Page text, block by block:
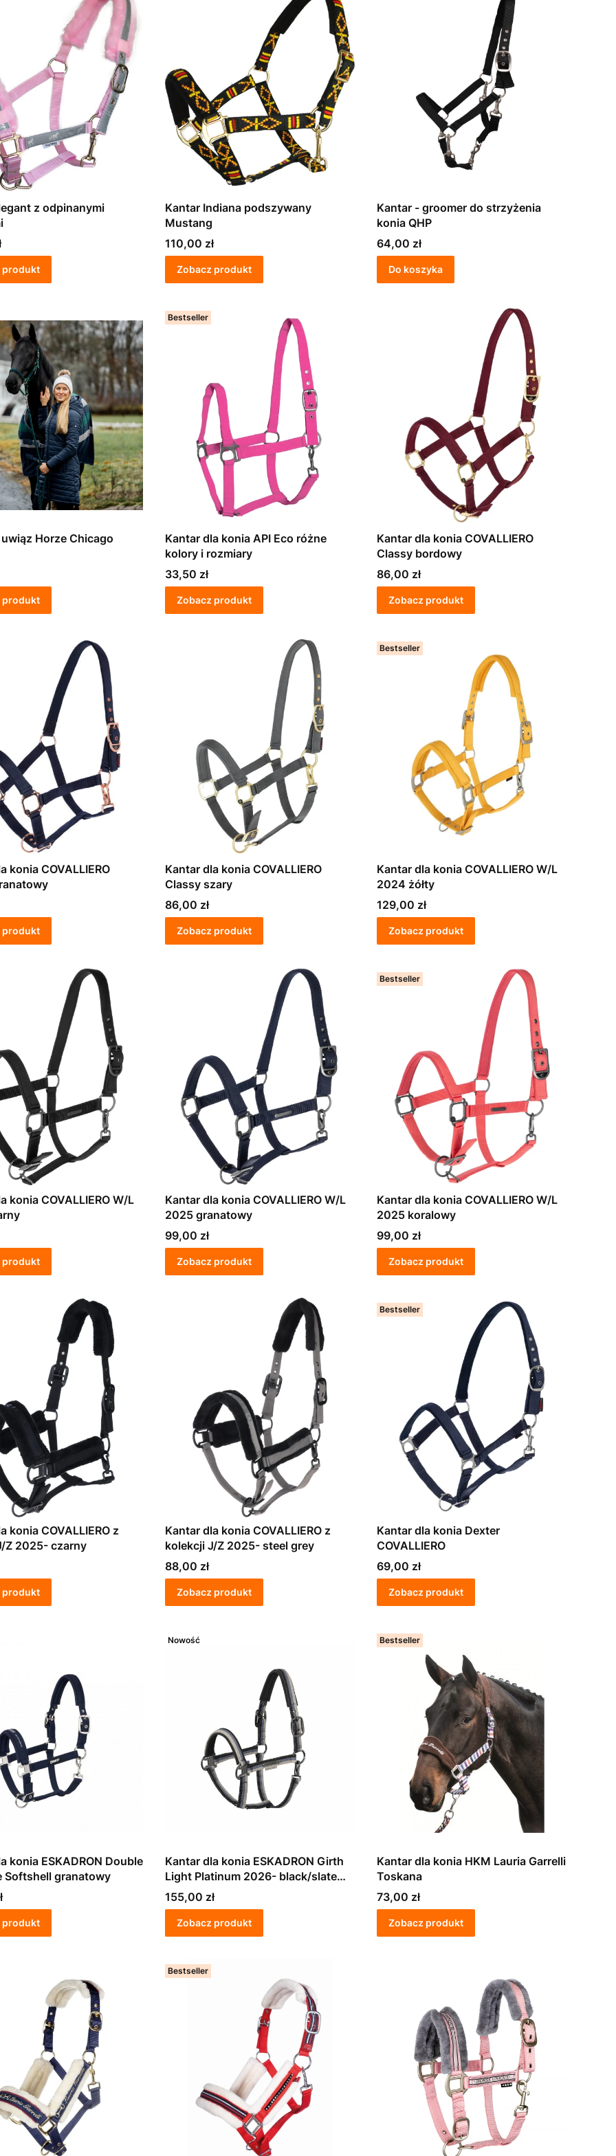
z odpinanymi
produkt
Kantar Indiana podszywany
Mustang
Cena
110,00 zł
Zobacz produkt
Kantar - groomer do strzyżenia
konia QHP
Cena
64,00 zł
Do koszyka
Horze Chicago
produkt
Bestseller
Kantar dla konia API Eco różne
kolory i rozmiary
Cena
33,50 zł
Zobacz produkt
Kantar dla konia COVALLIERO
Classy bordowy
Cena
86,00 zł
Zobacz produkt
konia COVALLIERO
produkt
Kantar dla konia COVALLIERO
Classy szary
Cena
86,00 zł
Zobacz produkt
Bestseller
Kantar dla konia COVALLIERO W/L
2024 żółty
Cena
129,00 zł
Zobacz produkt
konia COVALLIERO W/L
produkt
Kantar dla konia COVALLIERO W/L
2025 granatowy
Cena
99,00 zł
Zobacz produkt
Bestseller
Kantar dla konia COVALLIERO W/L
2025 koralowy
Cena
99,00 zł
Zobacz produkt
konia COVALLIERO z
Z 2025- czarny
produkt
Kantar dla konia COVALLIERO z
kolekcji J/Z 2025- steel grey
Cena
88,00 zł
Zobacz produkt
Bestseller
Kantar dla konia Dexter
COVALLIERO
Cena
69,00 zł
Zobacz produkt
konia ESKADRON Double
Pin Bucle Softshell granatowy
produkt
Nowość
Kantar dla konia ESKADRON Girth
Light Platinum 2026- black/slate
blue/pale grey
Cena
155,00 zł
Zobacz produkt
Bestseller
Kantar dla konia HKM Lauria Garrelli
Toskana
Cena
73,00 zł
Zobacz produkt
Bestseller